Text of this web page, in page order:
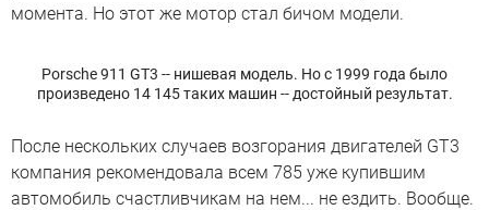
момента. Но этот же мотор стал бичом модели.
Porsche 911 GT3 -- нишевая модель. Но с 1999 года было
произведено 14 145 таких машин -- достойный результат.
После нескольких случаев возгорания двигателей GT3
компания рекомендовала всем 785 уже купившим
автомобиль счастливчикам на нем... не ездить. Вообще.